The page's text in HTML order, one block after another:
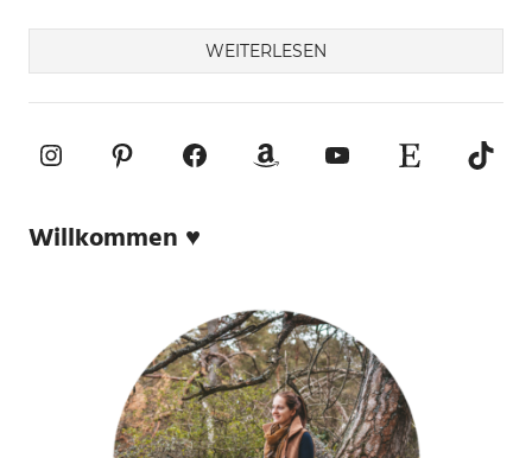
WEITERLESEN
InstagramPinterestFacebookAmazonYouTube
Etsy-Shop
Willkommen ♥